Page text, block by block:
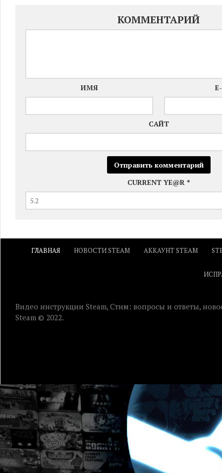
КОММЕНТАРИЙ
ИМЯ
САЙТ
CURRENT YE@R *
ГЛАВНАЯ НОВОСТИ STEAM АККАУНТ STEAM
Видео инструкции Steam, Стим: вопросы и ответы,
Steam © 2022.